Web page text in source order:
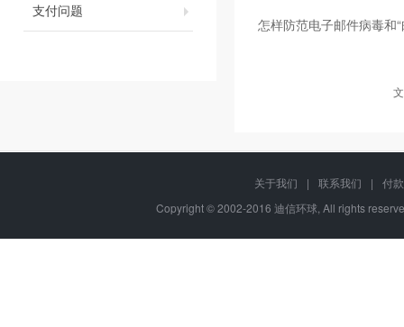
支付问题
怎样防范电子邮件病毒和
关于我们 | 联系我们 |
付
Copyright © 2002-2016 迪信环球, All rights